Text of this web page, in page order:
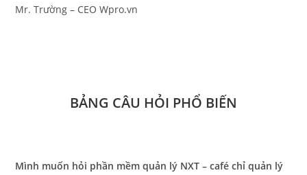
Mr. Trường – CEO Wpro.vn
BẢNG CÂU HỎI PHỔ BIẾN
Mình muốn hỏi phần mềm quản lý NXT – café chỉ quản lý